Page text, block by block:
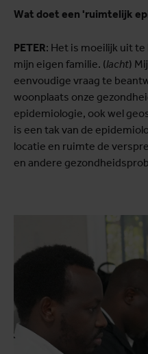
Wat doet een 'ruimtelijk
PETER: Het is moeilijk uit te
mijn eigen familie. (lacht)
eenvoudige vraag te
woonplaats onze
epidemiologie, ook wel
is een tak van de
locatie en ruimte de
en andere